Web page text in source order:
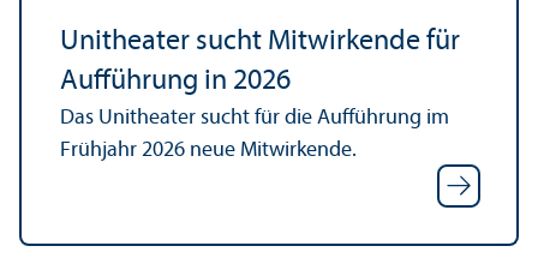
Unitheater sucht Mitwirkende für
Aufführung in 2026
Das Unitheater sucht für die Aufführung im
Frühjahr 2026 neue Mitwirkende.